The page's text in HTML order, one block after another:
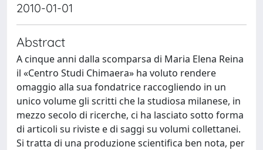
2010-01-01
Abstract
A cinque anni dalla scomparsa di Maria Elena Reina
il «Centro Studi Chimaera» ha voluto rendere
omaggio alla sua fondatrice raccogliendo in un
unico volume gli scritti che la studiosa milanese, in
mezzo secolo di ricerche, ci ha lasciato sotto forma
di articoli su riviste e di saggi su volumi collettanei.
Si tratta di una produzione scientifica ben nota, per